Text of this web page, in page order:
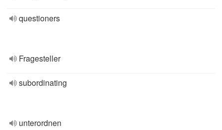
questioners
Fragesteller
subordinating
unterordnen